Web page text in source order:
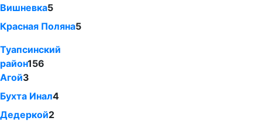
Вишневка5
Красная Поляна5
Туапсинский
район156
Агой3
Бухта Инал4
Дедеркой2